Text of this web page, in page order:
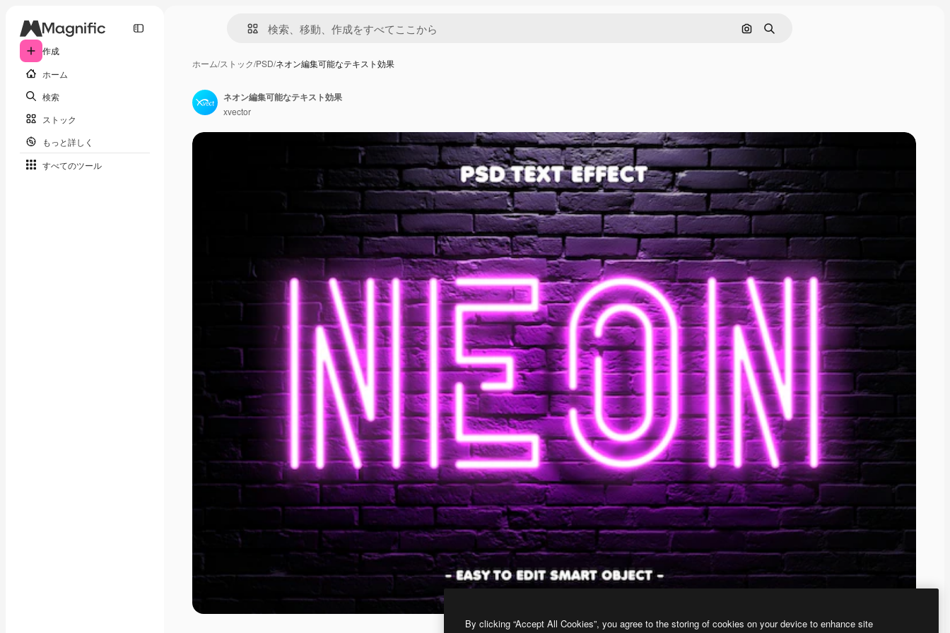
作成
ホーム
検索
ストック
もっと詳しく
すべてのツール
画像で検索
検索
ホーム/ストック/PSD/ネオン編集可能なテキスト効果
ネオン編集可能なテキスト効果
xvector
By clicking “Accept All Cookies”, you agree to the storing of cookies on your device to enhance site